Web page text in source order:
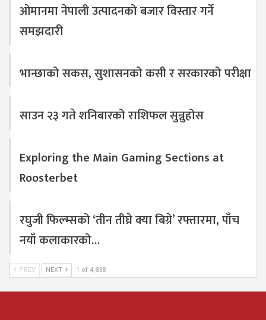
ओमानमा नेपाली उत्पादनको बजार विस्तार गर्ने
समझदारी
भान्छाको सकस, सुशासनको कसी र सरकारको परीक्षा
साउन २३ गते शनिबारको राशिफल सुन्नुहोस
Exploring the Main Gaming Sections at
Roosterbet
रघुजी फिल्म्सको ‘तीन तीघ्रे क्या बिग्रे’ रफ्तारमा, पाँच
नयाँ कलाकारको…
PREV NEXT 1 of 4,838